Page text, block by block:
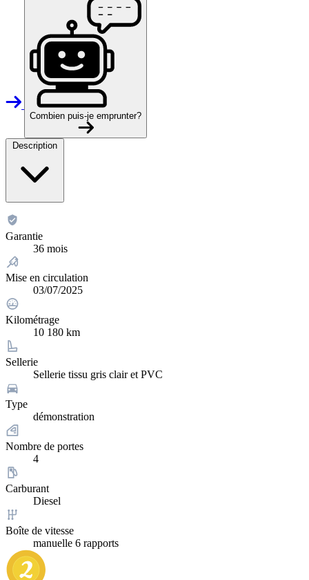
Combien puis-je emprunter?
Description
Garantie
36 mois
Mise en circulation
03/07/2025
Kilométrage
10 180 km
Sellerie
Sellerie tissu gris clair et PVC
Type
démonstration
Nombre de portes
4
Carburant
Diesel
Boîte de vitesse
manuelle 6 rapports